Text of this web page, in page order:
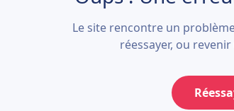
Le site rencontre un
réessayer, ou